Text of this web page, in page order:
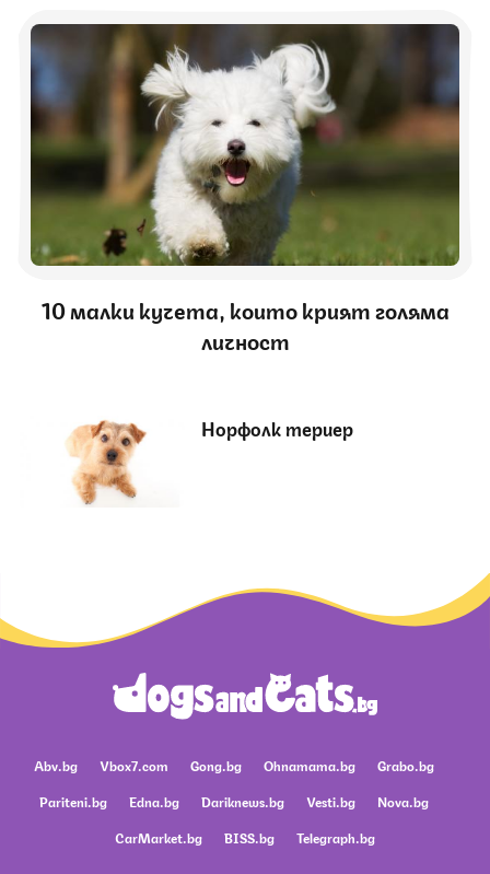
10 малки кучета, които крият голяма
личност
Норфолк териер
Abv.bg Vbox7.com Gong.bg Ohnamama.bg
Grabo.bg
Pariteni.bg
Edna.bg Dariknews.bg Vesti.bg
Nova.bg
CarMarket.bg
BISS.bg Telegraph.bg